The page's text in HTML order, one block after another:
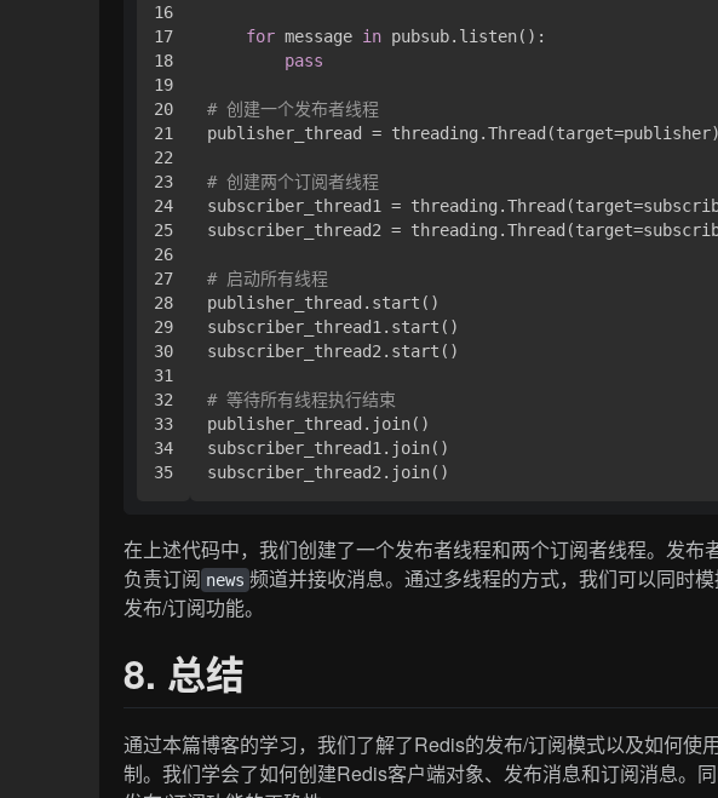
16
17
18
19
20
21
22
23
24
25
26
27
28
29
30
31
32
33
34
for message in pubsub.listen():
pass
# 创建一个发布者线程
publisher_thread = threading.Thread(target=publisher)
# 创建两个订阅者线程
subscriber_thread1 =
subscriber_thread2 =
# 启动所有线程
publisher_thread.start()
subscriber_thread1.start()
subscriber_thread2.start()
# 等待所有线程执行结束
publisher_thread.join()
subscriber_thread1.join()
在上述代码中，我们创建了一个发布者线程和两个订阅者线程。发布
负责订阅 news 频道并接收消息。通过多线程的方式，我们可以同时
发布/订阅功能。
8. 总结
通过本篇博客的学习，我们了解了Redis的发布/订阅模式以及如何使
制。我们学会了如何创建Redis客户端对象、发布消息和订阅消息。